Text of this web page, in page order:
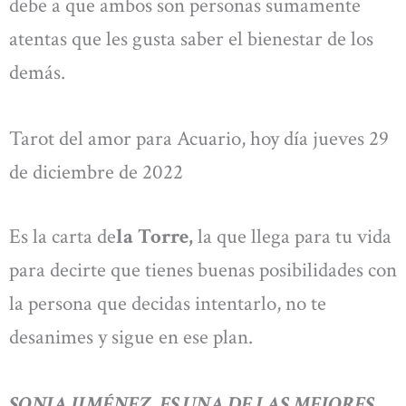
atentas que les gusta saber el bienestar de los
demás.
Tarot del amor para Acuario, hoy día jueves 29
de diciembre de 2022
Es la carta dela Torre,la que llega para tu vida
para decirte que tienes buenas posibilidades con
la persona que decidas intentarlo, no te
desanimes y sigue en ese plan.